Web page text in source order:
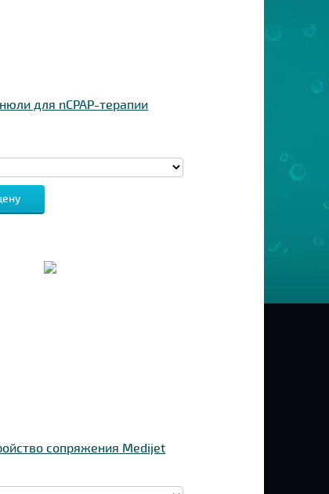
для nCPAP-терапии
сопряжения Medijet